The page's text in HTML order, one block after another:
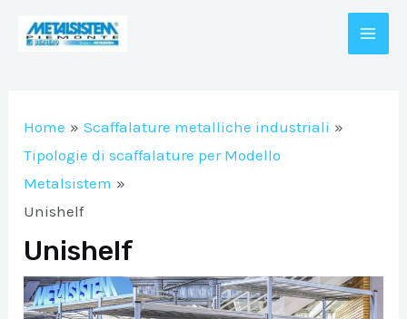
Home
Scaffalature metalliche industriali
Tipologie di scaffalature per Modello
Metalsistem
Unishelf
Unishelf
DISATTIVA
DISATTIVA